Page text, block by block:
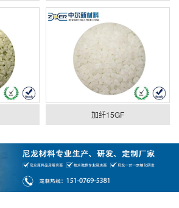
加纤15GF